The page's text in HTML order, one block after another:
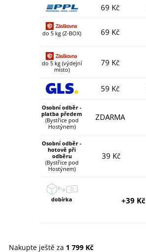
69 Kč
do 5 kg (Z-BOX) 69 Kč
do 5 kg (výdejní
místo)
79 Kč
59 Kč
Osobní odběr -
platba předem
(Bystřice pod
Hostýnem)
ZDARMA
Osobní odběr -
hotově při
odběru
(Bystřice pod
Hostýnem)
39 Kč
dobírka +39 Kč
Nakupte ještě za 1 799 Kč